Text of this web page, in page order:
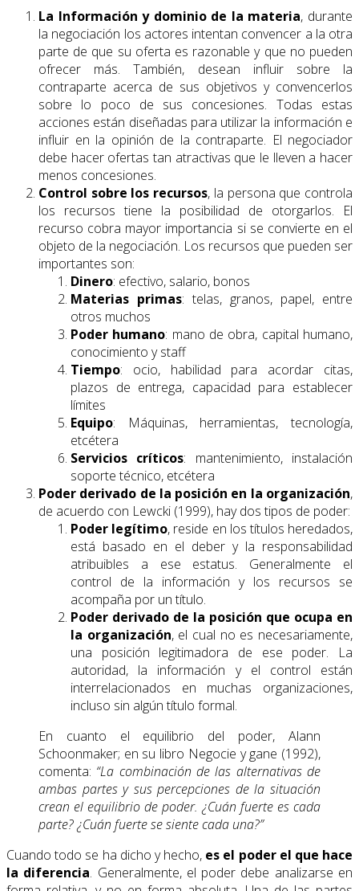
La Información y dominio de la materia, durante
la negociación los actores intentan convencer a la otra
parte de que su oferta es razonable y que no pueden
ofrecer más. También, desean influir sobre la
contraparte acerca de sus objetivos y convencerlos
sobre lo poco de sus concesiones. Todas estas
acciones están diseñadas para utilizar la información e
influir en la opinión de la contraparte. El negociador
debe hacer ofertas tan atractivas que le lleven a hacer
menos concesiones.
Control sobre los recursos, la persona que controla
los recursos tiene la posibilidad de otorgarlos. El
recurso cobra mayor importancia si se convierte en el
objeto de la negociación. Los recursos que pueden ser
importantes son:
Dinero: efectivo, salario, bonos
Materias primas: telas, granos, papel, entre
otros muchos
Poder humano: mano de obra, capital humano,
conocimiento y staff
Tiempo: ocio, habilidad para acordar citas,
plazos de entrega, capacidad para establecer
límites
Equipo: Máquinas, herramientas, tecnología,
etcétera
Servicios críticos: mantenimiento, instalación
soporte técnico, etcétera
Poder derivado de la posición en la organización,
de acuerdo con Lewcki (1999), hay dos tipos de poder:
Poder legítimo, reside en los títulos heredados,
está basado en el deber y la responsabilidad
atribuibles a ese estatus. Generalmente el
control de la información y los recursos se
acompaña por un título.
Poder derivado de la posición que ocupa en
la organización, el cual no es necesariamente,
una posición legitimadora de ese poder. La
autoridad, la información y el control están
interrelacionados en muchas organizaciones,
incluso sin algún título formal.
En cuanto el equilibrio del poder, Alann
Schoonmaker; en su libro Negocie y gane (1992),
comenta: “La combinación de las alternativas de
ambas partes y sus percepciones de la situación
crean el equilibrio de poder. ¿Cuán fuerte es cada
parte? ¿Cuán fuerte se siente cada una?”
Cuando todo se ha dicho y hecho, es el poder el que hace
la diferencia. Generalmente, el poder debe analizarse en